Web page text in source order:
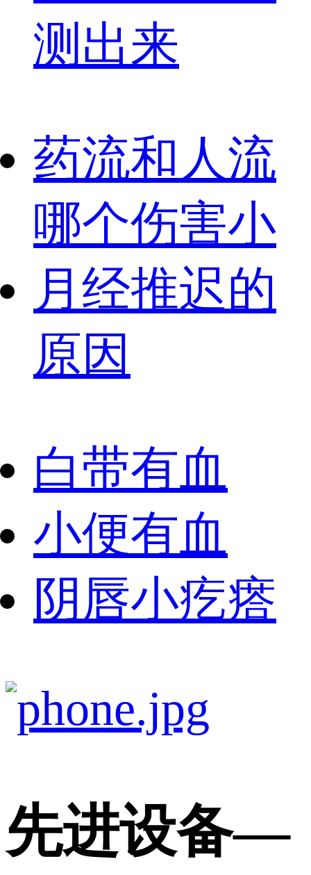
测出来
药流和人流
哪个伤害小
月经推迟的
原因
白带有血
小便有血
阴唇小疙瘩
先进设备—